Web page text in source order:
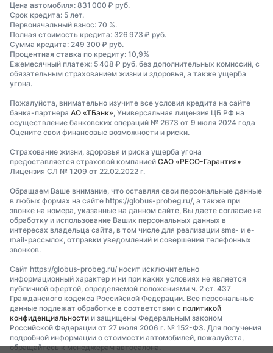
Цена автомобиля: 831 000 ₽ руб.
Срок кредита: 5 лет.
Первоначальный взнос: 70 %.
Полная стоимость кредита: 326 973 ₽ руб.
Сумма кредита: 249 300 ₽ руб.
Процентная ставка по кредиту: 10,9%
Ежемесячный платеж: 5 408 ₽ руб. без дополнительных комиссий, с
обязательным страхованием жизни и здоровья, а также ущерба
угона.
Пожалуйста, внимательно изучите все условия кредита на сайте
банка-партнера АО «ТБанк», Универсальная лицензия ЦБ РФ на
осуществление банковских операций № 2673 от 9 июля 2024 года
Оцените свои финансовые возможности и риски.
Страхование жизни, здоровья и риска ущерба угона
предоставляется страховой компанией САО «РЕСО-Гарантия»
Лицензия СЛ № 1209 от 22.02.2022 г.
Обращаем Ваше внимание, что оставляя свои персональные данные
в любых формах на сайте https://globus-probeg.ru/, а также при
звонке на номера, указанные на данном сайте, Вы даете согласие на
обработку и использование Ваших персональных данных в
интересах владельца сайта, в том числе для реализации sms- и e-
mail-рассылок, отправки уведомлений и совершения телефонных
звонков.
Сайт https://globus-probeg.ru/ носит исключительно
информационный характер и ни при каких условиях не является
публичной офертой, определяемой положениями ч. 2 ст. 437
Гражданского кодекса Российской Федерации. Все персональные
данные подлежат обработке в соответствии с политикой
конфиденциальности и защищены Федеральным законом
Российской Федерации от 27 июля 2006 г. № 152-ФЗ. Для получения
подробной информации о стоимости автомобилей, пожалуйста,
обращайтесь к менеджерам автосалона.